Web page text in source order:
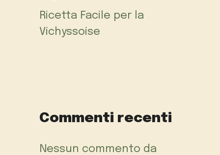
Ricetta Facile per la
Vichyssoise
Commenti recenti
Nessun commento da